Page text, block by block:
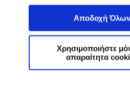
Αποδοχή Όλων
Χρησιμοποιήστε
απαραίτητα